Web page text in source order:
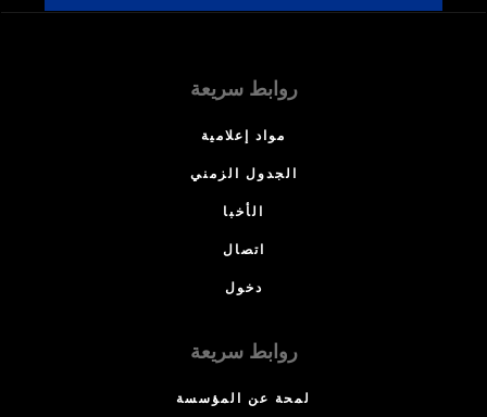
روابط سريعة
مواد إعلامية
الجدول الزمني
الأخبا
اتصال
دخول
روابط سريعة
لمحة عن المؤسسة